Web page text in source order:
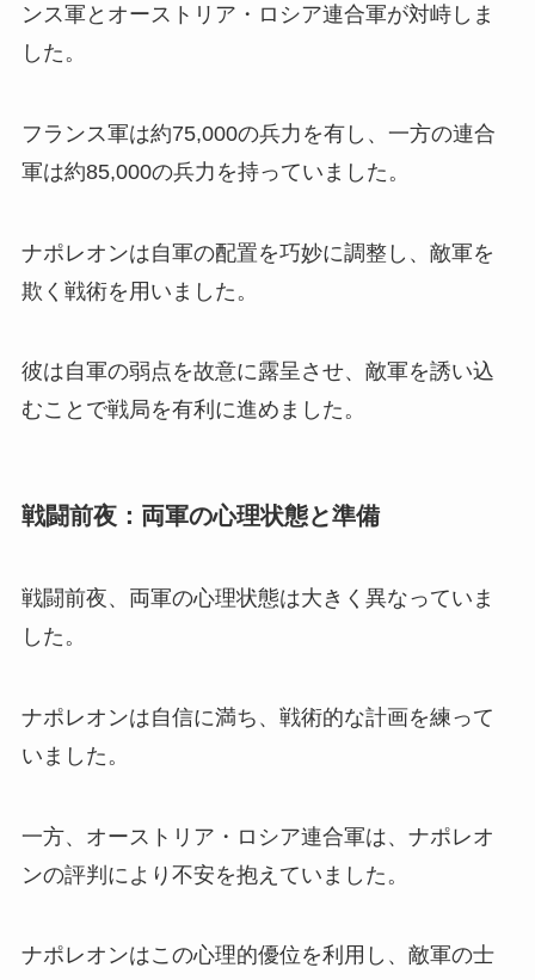
ンス軍とオーストリア・ロシア連合軍が対峙しま
した。
フランス軍は約75,000の兵力を有し、一方の連合
軍は約85,000の兵力を持っていました。
ナポレオンは自軍の配置を巧妙に調整し、敵軍を
欺く戦術を用いました。
彼は自軍の弱点を故意に露呈させ、敵軍を誘い込
むことで戦局を有利に進めました。
戦闘前夜：両軍の心理状態と準備
戦闘前夜、両軍の心理状態は大きく異なっていま
した。
ナポレオンは自信に満ち、戦術的な計画を練って
いました。
一方、オーストリア・ロシア連合軍は、ナポレオ
ンの評判により不安を抱えていました。
ナポレオンはこの心理的優位を利用し、敵軍の士